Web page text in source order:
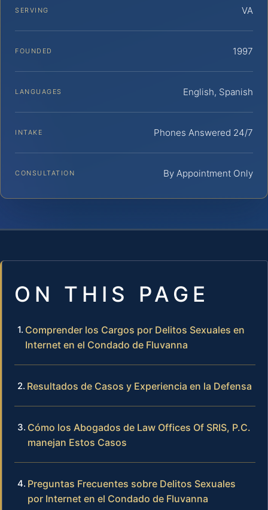
SERVING VA
FOUNDED 1997
LANGUAGES English, Spanish
INTAKE Phones Answered 24/7
CONSULTATION By Appointment Only
ON THIS PAGE
Comprender los Cargos por Delitos Sexuales en
Internet en el Condado de Fluvanna
Resultados de Casos y Experiencia en la Defensa
Cómo los Abogados de Law Offices Of SRIS, P.C.
manejan Estos Casos
Preguntas Frecuentes sobre Delitos Sexuales
por Internet en el Condado de Fluvanna